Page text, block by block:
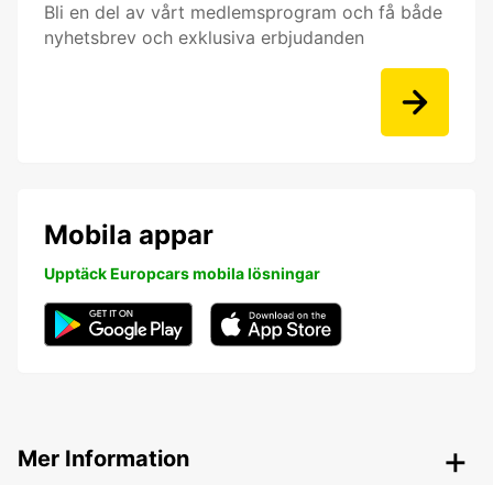
Bli en del av vårt medlemsprogram och få både
nyhetsbrev och exklusiva erbjudanden
Mobila appar
Upptäck Europcars mobila lösningar
Mer Information